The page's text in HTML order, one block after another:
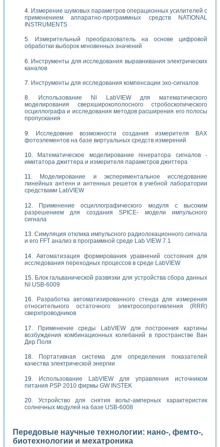
Измерение шумовых параметров операционных усилителей с
применением аппаратно-программных средств NATIONAL
INSTRUMENTS
Измерительный преобразователь на основе цифровой
обработки выборок мгновенных значений
Инструменты для исследования выравнивания электрических
каналов
Инструменты для исследования компенсации эхо-сигналов
Использование NI LabVIEW для математического
моделирования сверхширокополосного стробоскопического
осциллографа и исследования методов расширения его полосы
пропускания
Исследовние возможности создания измерителя ВАХ
фотоэлементов на базе виртуальных средств измерений
Математическое моделирование генератора сигналов -
имитатора джиттера и измерителя параметров джиттера
Моделирование и экспериментальное исследование
линейных антенн и антенных решеток в учебной лаборатории
средствами LabVIEW
Применение осциллографического модуля с высоким
разрешением для создания SPICE- модели импульсного
сигнала
Симуляция отклика импульсного радиолокационного сигнала
и его FFT анализ в программной среде Lab VIEW 7.1
Автоматизация формирования уравнений состояния для
исследования переходных процессов в среде LabVIEW
Блок гальванической развязки для устройства сбора данных
NI USB-6009
Разработка автоматизированного стенда для измерения
относительного остаточного электросопротивления (RRR)
сверхпроводников
Применение среды LabVIEW для построения картины
возбуждения комбинационных колебаний в пространстве Ван
Дер Поля
Портативная система для определения показателей
качества электрической энергии
Использование LabVIEW для управления источником
питания PSP 2010 фирмы GW INSTEK
Устройство для снятия вольт-амперных характеристик
солнечных модулей на базе USB-6008
Передовые научные технологии: нано-, фемто-,
биотехнологии и мехатроника